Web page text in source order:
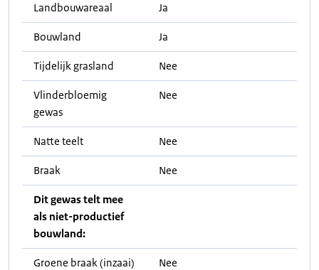
Landbouwareaal Ja
Bouwland Ja
Tijdelijk grasland Nee
Vlinderbloemig
gewas
Nee
Natte teelt Nee
Braak Nee
Dit gewas telt mee
als niet-productief
bouwland:
Groene braak (inzaai) Nee